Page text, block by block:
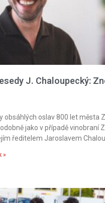
J. Chaloupecký:
obsáhlých oslav 800 let města
jako v případě vinobraní
ředitelem Jaroslavem
»